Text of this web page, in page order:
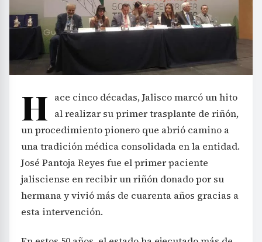
H ace cinco décadas, Jalisco marcó un hito
al realizar su primer trasplante de riñón,
un procedimiento pionero que abrió camino a
una tradición médica consolidada en la entidad.
José Pantoja Reyes fue el primer paciente
jalisciense en recibir un riñón donado por su
hermana y vivió más de cuarenta años gracias a
esta intervención.